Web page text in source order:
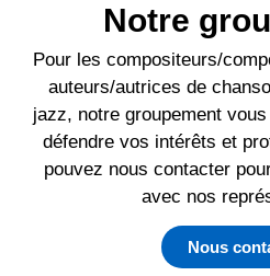
Notre
Pour les compositeurs/
auteurs/autrices de c
jazz, notre groupement
défendre vos intérêts et
pouvez nous contacter
avec nos
Nous